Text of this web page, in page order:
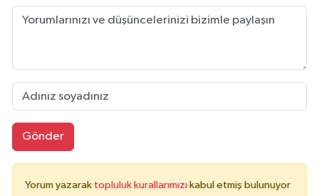
Gönder
Yorum yazarak topluluk kurallarımızı kabul etmiş bulunuyor